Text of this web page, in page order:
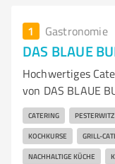
1 Gastronomie
DAS BLAUE
Hochwertiges
von DAS BLAUE
CATERING PESTERWITZ
KOCHKURSE GRILL-
NACHHALTIGE KÜCHE